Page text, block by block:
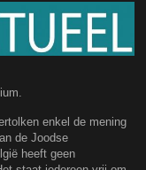
enkel de mening
de Joodse
heeft geen